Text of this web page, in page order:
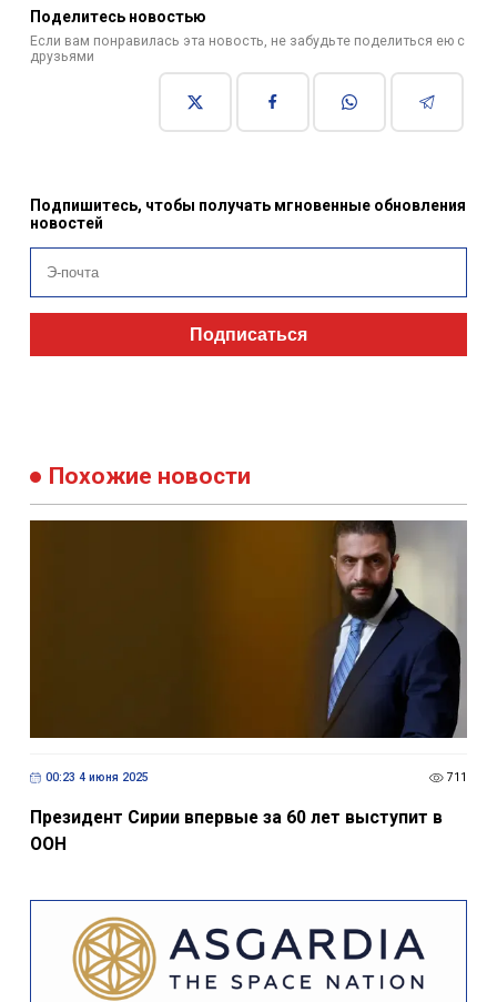
Поделитесь новостью
Если вам понравилась эта новость, не забудьте поделиться ею с
друзьями
Подпишитесь, чтобы получать мгновенные обновления
новостей
Подписаться
Похожие новости
00:23 4 июня 2025 711
Президент Сирии впервые за 60 лет выступит в
ООН